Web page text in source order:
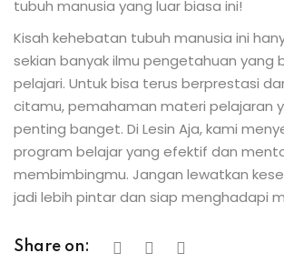
tubuh manusia yang luar biasa ini!
Kisah kehebatan tubuh manusia ini
sekian banyak ilmu pengetahuan yang
pelajari. Untuk bisa terus berprestasi
citamu, pemahaman materi pelajaran
penting banget. Di Lesin Aja, kami
program belajar yang efektif dan
membimbingmu. Jangan lewatkan
jadi lebih pintar dan siap menghadapi
Share on: